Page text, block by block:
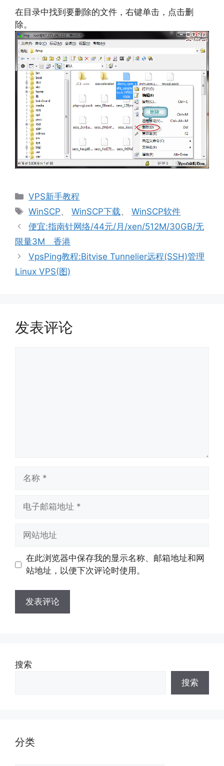
在目录中找到要删除的文件，右键单击，点击删
除。
分
类
VPS新手教程
标
签
WinSCP、WinSCP下载、WinSCP软件
便宜:指南针网络/44元/月/xen/512M/30GB/无
限量3M 香港
VpsPing教程:Bitvise Tunnelier远程(SSH)管理
Linux VPS(图)
发表评论
址
址
在此浏览器中保存我的显示名称、邮箱地址和网
站地址，以便下次评论时使用。
搜索
搜索
分类